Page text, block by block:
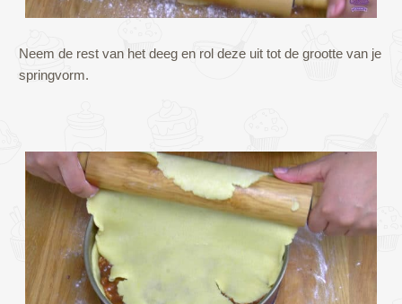
Neem de rest van het deeg en rol deze uit tot de grootte van je
springvorm.